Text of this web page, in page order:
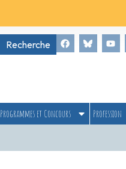
Recherche
Programmes et Concours Profession